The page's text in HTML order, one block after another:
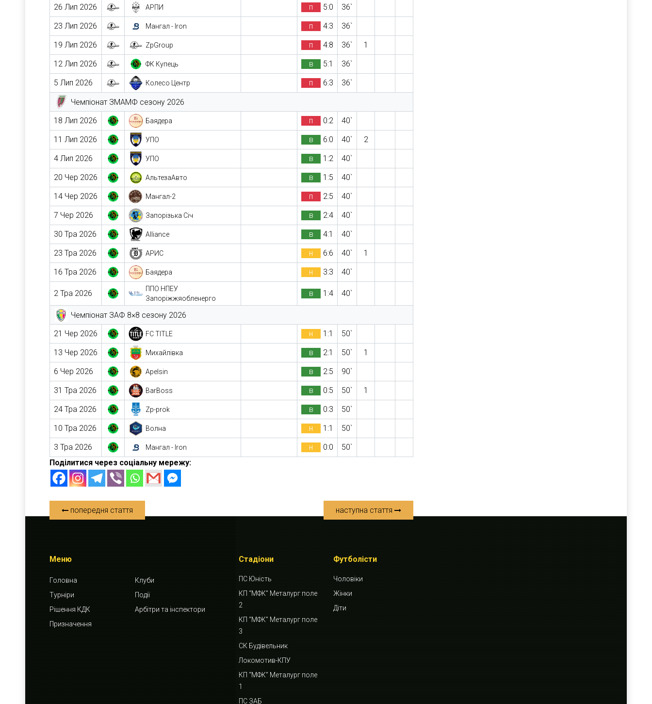
26 Лип 2026 АРПИ п 5:0 36`
23 Лип 2026 Мангал - Iron п 4:3 36`
19 Лип 2026 ZpGroup п 4:8 36` 1
12 Лип 2026 ФК Купець в 5:1 36`
5 Лип 2026 Колесо Центр п 6:3 36`
Чемпіонат ЗМАМФ сезону 2026
18 Лип 2026 Баядера п 0:2 40`
11 Лип 2026 УПО в 6:0 40` 2
4 Лип 2026 УПО в 1:2 40`
20 Чер 2026 АльтезаАвто в 1:5 40`
14 Чер 2026 Мангал-2 п 2:5 40`
7 Чер 2026 Запорізька Січ в 2:4 40`
30 Тра 2026 Alliance в 4:1 40`
23 Тра 2026 АРИС н 6:6 40` 1
16 Тра 2026 Баядера н 3:3 40`
2 Тра 2026
ППО НПЕУ
Запоріжжяобленерго
в 1:4 40`
Чемпіонат ЗАФ 8×8 сезону 2026
21 Чер 2026 FC TITLE н 1:1 50`
13 Чер 2026 Михайлівка в 2:1 50` 1
6 Чер 2026 Apelsin в 2:5 90`
31 Тра 2026 BarBoss в 0:5 50` 1
24 Тра 2026 Zp-prok в 0:3 50`
10 Тра 2026 Волна н 1:1 50`
3 Тра 2026 Мангал - Iron н 0:0
50`
Поділитися через соціальну мережу:
попередня стаття наступна стаття
Меню
Головна
Клуби
Турніри
Події
Рішення КДК
Арбітри та інспектори
Призначення
Стадіони
ПС Юність
КП “МФК” Металург поле
2
КП “МФК” Металург поле
3
СК Будівельник
Локомотив-КПУ
КП “МФК” Металург поле
1
ПС ЗАБ
Футболісти
Чоловіки
Жінки
Діти